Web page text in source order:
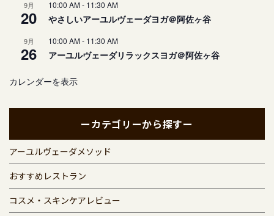
9月
20
10:00 AM- 11:30 AM
やさしいアーユルヴェーダヨガ＠阿佐ヶ谷
9月
26
10:00 AM- 11:30 AM
アーユルヴェーダリラックスヨガ＠阿佐ヶ谷
カレンダーを表示
ーカテゴリーから探すー
アーユルヴェーダメソッド
おすすめレストラン
コスメ・スキンケアレビュー